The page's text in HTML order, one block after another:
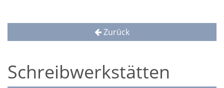
Zurück
Schreibwerkstätten